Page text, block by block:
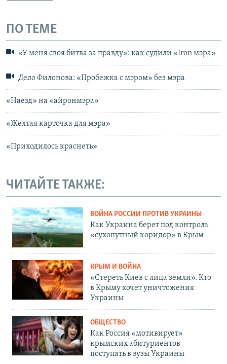
ПО ТЕМЕ
«У меня своя битва за правду»: как судили «Iron мэра»
Дело Филонова: «Пробежка с мэром» без мэра
«Наезд» на «айронмэра»
«Желтая карточка для мэра»
«Приходилось краснеть»
ЧИТАЙТЕ ТАКЖЕ:
ВОЙНА РОССИИ ПРОТИВ УКРАИНЫ
Как Украина берет под контроль
«сухопутный коридор» в Крым
КРЫМ И ВОЙНА
«Стереть Киев с лица земли». Кто
в Крыму хочет уничтожения
Украины
ОБЩЕСТВО
Как Россия «мотивирует»
крымских абитуриентов
поступать в вузы Украины